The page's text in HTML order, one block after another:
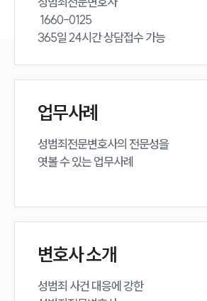
고객후기
업무분야
성범죄전문변호사
언론보도
365일 24시간 상담접수 가능
업무사례
성범죄전문변호사의 전문성을
엿볼 수 있는 업무사례
변호사 소개
성범죄 사건 대응에 강한